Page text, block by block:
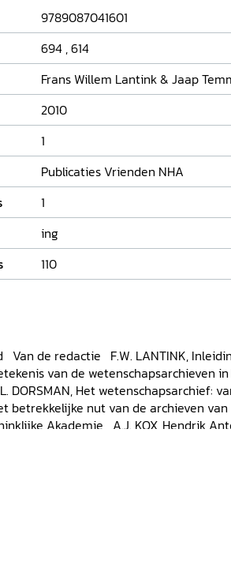
wetenschapsarchieven die zich in het
impuls vormen voor de
9789087041601
694 ,614
Frans Willem Lantink & Jaap
2010
1
Publicaties Vrienden NHA
1
ing
110
Van de redactie F.W. LANTINK,
van de wetenschapsarchieven
DORSMAN, Het wetenschapsarchief:
betrekkelijke nut van de archieven
Akademie A.J. KOX, Hendrik
tegenpolen in gesprek R. FABIAN,
Wetenschapsarchieven in het Noord-